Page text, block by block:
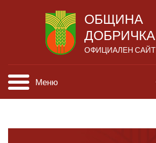
ОБЩИНА
ДОБРИЧКА
ОФИЦИАЛЕН САЙТ
Меню